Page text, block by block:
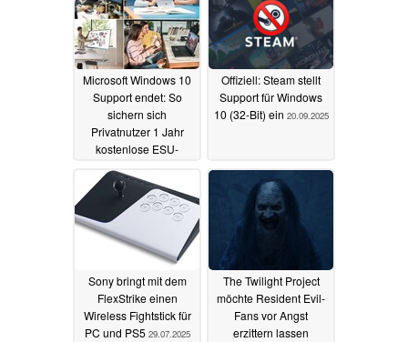
Microsoft Windows 10
Support endet: So
sichern sich
Privatnutzer 1 Jahr
kostenlose ESU-
Sicherheitsupdates
(UPDATE EWR-
Regeln)26.09.2025
Offiziell: Steam stellt
Support für Windows
10 (32-Bit) ein 20.09.2025
Sony bringt mit dem
FlexStrike einen
Wireless Fightstick für
PC und PS5 29.07.2025
The Twilight Project
möchte Resident Evil-
Fans vor Angst
erzittern lassen